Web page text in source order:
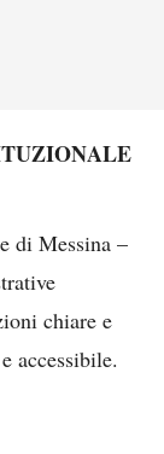
di Messina –
chiare e
accessibile.